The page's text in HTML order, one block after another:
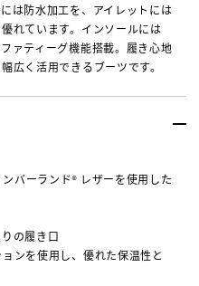
は防水加工を、アイレットには
れています。インソールには
ァティーグ機能搭載。履き心地
広く活用できるブーツです。
バーランド® レザーを使用した
の履き口
ンを使用し、優れた保温性と